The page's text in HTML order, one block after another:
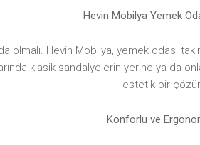
Hevin Mobilya Yemek
Hevin Mobilya, yemek odası
klasik sandalyelerin yerine ya
estetik bir
Konforlu ve